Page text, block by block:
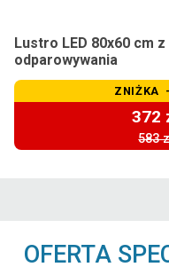
Lustro LED 80x60 cm
odparowywania
ZNIŻKA
372
583
OFERTA